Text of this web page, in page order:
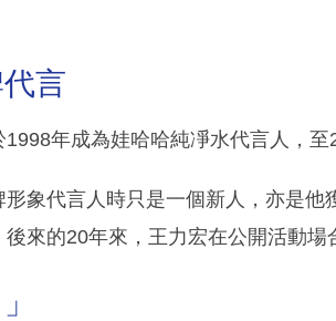
言
年成為娃哈哈純凈水代言人，至
象代言人時只是一個新人，亦是
來的20年來，王力宏在公開活動場